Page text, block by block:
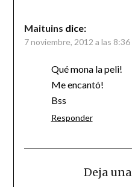
Maituins dice:
7 noviembre, 2012 a las 8:36
Qué mona la peli!
Me encantó!
Bss
Responder
Deja